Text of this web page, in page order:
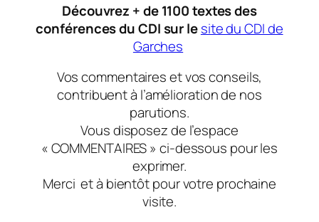
Découvrez + de 1100 textes des
conférences du CDI sur lesite du CDI de
Garches
Vos commentaires et vos conseils,
contribuent à l’amélioration de nos
parutions.
Vous disposez de l’espace
« COMMENTAIRES » ci-dessous pour les
exprimer.
Merci et à bientôtpour votre prochaine
visite.